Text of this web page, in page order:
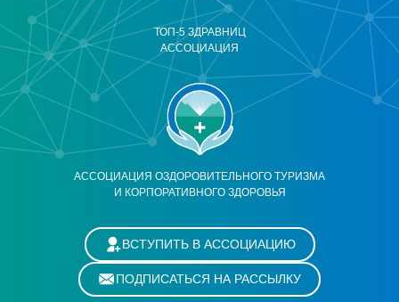
АССОЦИАЦИЯ ОЗДОРОВИТЕЛЬНОГО ТУРИЗМА
И КОРПОРАТИВНОГО ЗДОРОВЬЯ
ТОП-5 ЗДРАВНИЦ
АССОЦИАЦИЯ
ВСТУПИТЬ В АССОЦИАЦИЮ
ПОДПИСАТЬСЯ НА РАССЫЛКУ